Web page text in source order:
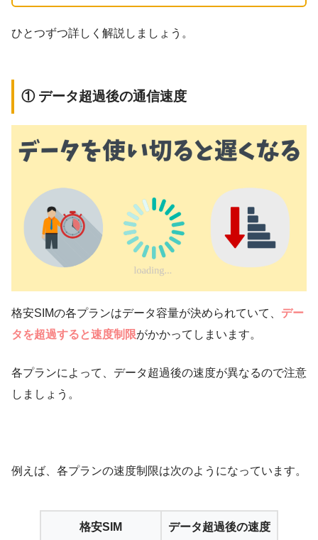
ひとつずつ詳しく解説しましょう。
① データ超過後の通信速度
格安SIMの各プランはデータ容量が決められていて、 デー
タを超過すると速度制限がかかってしまいます。
各プランによって、データ超過後の速度が異なるので注意
しましょう。
例えば、各プランの速度制限は次のようになっています。
格安SIM データ超過後の速度